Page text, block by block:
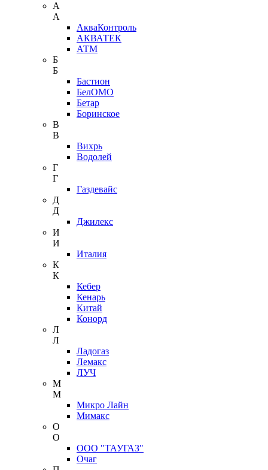
А
А
АкваКонтроль
АКВАТЕК
АТМ
Б
Б
Бастион
БелОМО
Бетар
Боринское
В
В
Вихрь
Водолей
Г
Г
Газдевайс
Д
Д
Джилекс
И
И
Италия
К
К
Кебер
Кенарь
Китай
Конорд
Л
Л
Ладогаз
Лемакс
ЛУЧ
М
М
Микро Лайн
Мимакс
О
О
ООО "ТАУГАЗ"
Очаг